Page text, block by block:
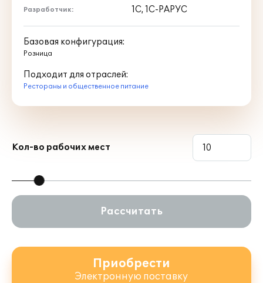
Разработчик: 1С, 1С-РАРУС
Базовая конфигурация:
Розница
Подходит для отраслей:
Рестораны и общественное питание
Кол-во рабочих мест
Рассчитать
Приобрести
Электронную поставку